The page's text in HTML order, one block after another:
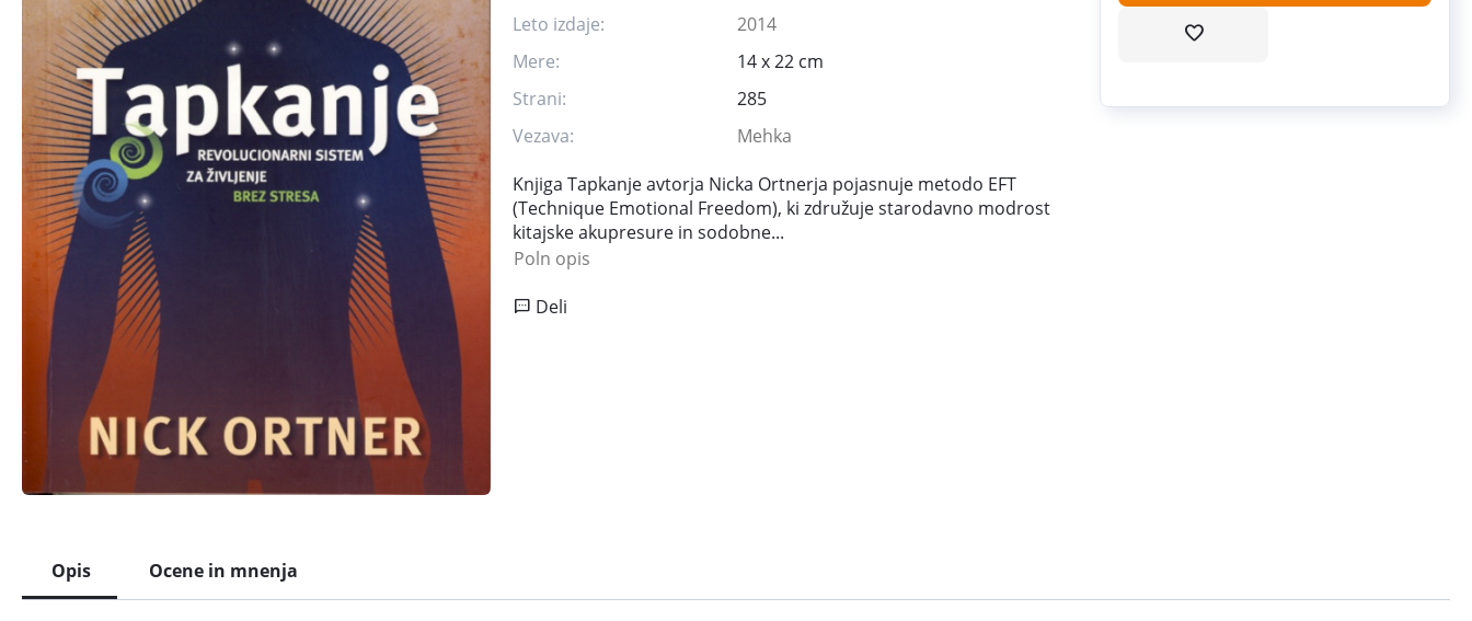
Leto izdaje:
2014
Mere:
14 x 22 cm
Strani:
285
Vezava:
Mehka
Knjiga Tapkanje avtorja Nicka Ortnerja pojasnuje metodo EFT
(Technique Emotional Freedom), ki združuje starodavno modrost
kitajske akupresure in sodobne...
Poln opis
Deli
Opis Ocene in mnenja